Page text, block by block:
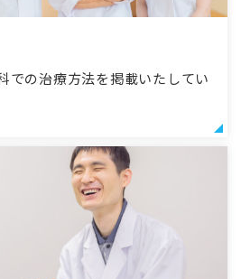
での治療方法を掲載いたしてい